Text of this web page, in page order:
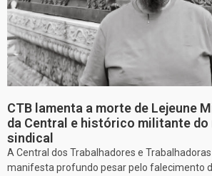
CTB lamenta a morte de Lejeune
da Central e histórico militante do
sindical
A Central dos Trabalhadores e
manifesta profundo pesar pelo falecimento